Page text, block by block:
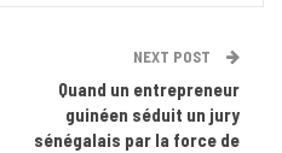
NEXT POST
Quand un entrepreneur
guinéen séduit un jury
sénégalais par la force de